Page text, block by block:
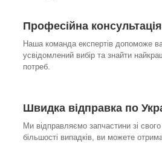
Професійна
Наша команда експертів допоможе
усвідомлений вибір та знайти
потреб.
Швидка відправка по
Ми відправляємо запчастини зі
більшості випадків, ви можете